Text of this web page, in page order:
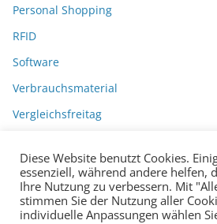
Personal Shopping
RFID
Software
Verbrauchsmaterial
Vergleichsfreitag
Diese Website benutzt Cookies.
essenziell, während andere helfen,
Ihre Nutzung zu verbessern. Mit
stimmen Sie der Nutzung aller
individuelle Anpassungen wählen